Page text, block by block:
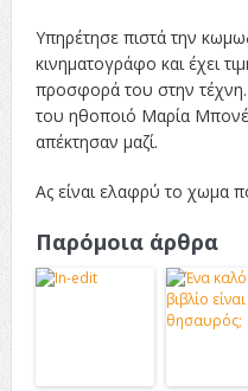
Υπηρέτησε πιστά την
κινηματογράφο και έχει
προσφορά του στην
του ηθοποιό Μαρία
απέκτησαν μαζί.
Ας είναι ελαφρύ το χωμα
Παρόμοια άρθρα